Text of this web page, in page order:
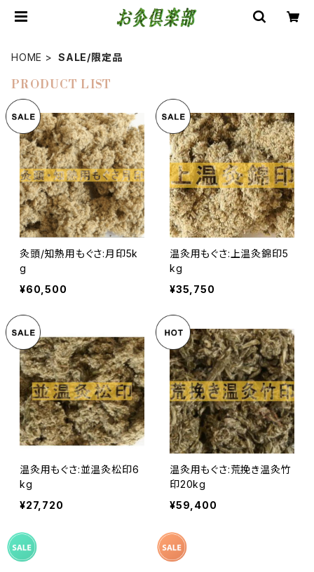
HOME SALE/限定品
PRODUCT LIST
灸頭/知熱用もぐさ:月印5k
g
¥60,500
温灸用もぐさ:上温灸錦印5
kg
¥35,750
温灸用もぐさ:並温灸松印6
kg
¥27,720
温灸用もぐさ:荒挽き温灸竹
印20kg
¥59,400